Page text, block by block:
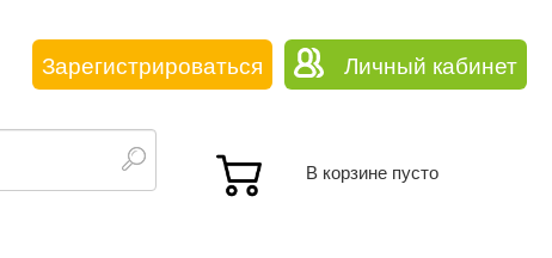
Зарегистрироваться Личный кабинет
В корзине пусто